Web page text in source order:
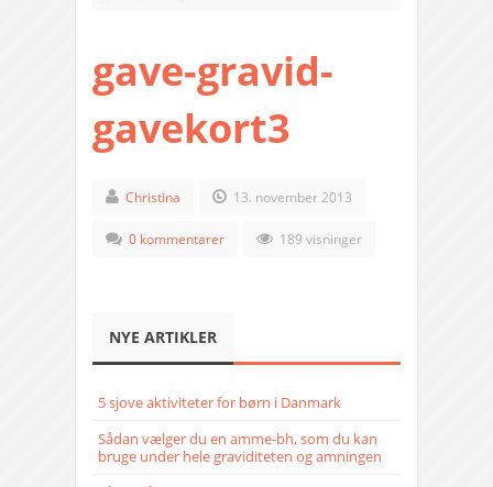
gave-gravid-
gavekort3
Christina 13. november 2013
0 kommentarer 189 visninger
NYE ARTIKLER
5 sjove aktiviteter for børn i Danmark
Sådan vælger du en amme-bh, som du kan
bruge under hele graviditeten og amningen